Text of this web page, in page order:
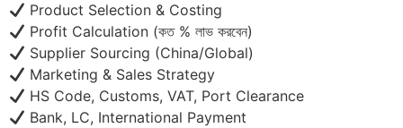
Product Selection & Costing
Profit Calculation (কত % লাভ করবেন)
Supplier Sourcing (China/Global)
Marketing & Sales Strategy
HS Code, Customs, VAT, Port Clearance
Bank, LC, International Payment